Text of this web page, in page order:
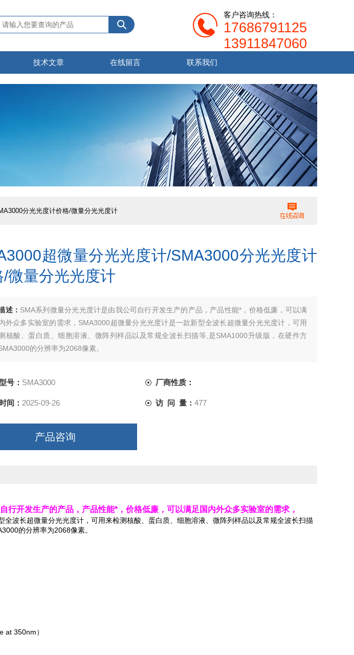
客户咨询热线：
17686791125
13911847060
技术文章 在线留言 联系我们
分光光度计价格/微量分光光度计
超微量分光光度计/SMA3000分光光度计
/微量分光光度计
述： SMA系列微量分光光度计是由我公司自行开发生产的产品，产品性能*，价格低廉，可以满
外众多实验室的需求，SMA3000超微量分光光度计是一款新型全波长超微量分光光度计，可用
核酸、蛋白质、细胞溶液、微阵列样品以及常规全波长扫描等,是SMA1000升级版，在硬件方
的分辨率为2068像素。
号： SMA3000 厂商性质：
间： 2025-09-26 访 问 量： 477
产品咨询
行开发生产的产品，产品性能*，价格低廉，可以满足国内外众多实验室的需求，
全波长超微量分光光度计，可用来检测核酸、蛋白质、细胞溶液、微阵列样品以及常规全波长扫描
的分辨率为2068像素。
at 350nm）